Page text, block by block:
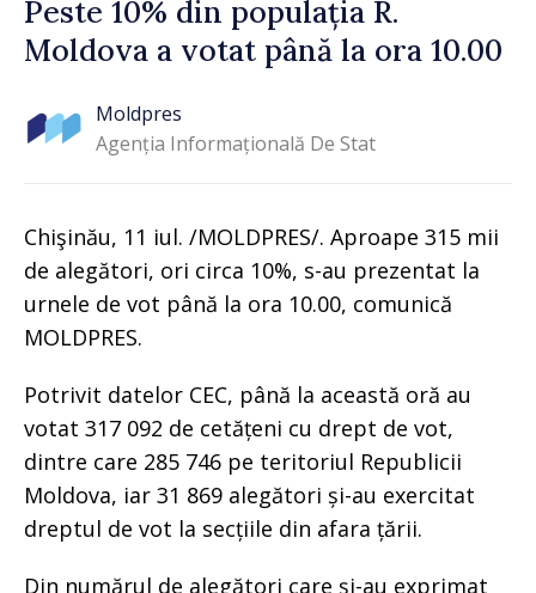
Peste 10% din populația R.
Moldova a votat până la ora 10.00
Moldpres
Agenția Informațională De Stat
Chişinău, 11 iul. /MOLDPRES/. Aproape 315 mii
de alegători, ori circa 10%, s-au prezentat la
urnele de vot până la ora 10.00, comunică
MOLDPRES.
Potrivit datelor CEC, până la această oră au
votat 317 092 de cetățeni cu drept de vot,
dintre care 285 746 pe teritoriul Republicii
Moldova, iar 31 869 alegători și-au exercitat
dreptul de vot la secțiile din afara țării.
Din numărul de alegători care și-au exprimat